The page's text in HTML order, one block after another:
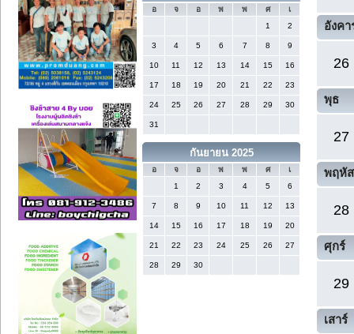
อ จ อ พ พ ศ
เ
1
2
3 4 5 6 7 8 9
10 11 12 13 14 15 16
17 18 19 20 21 22 23
24 25 26 27 28 29 30
31
กันยายน 2025
อ จ อ พ พ ศ
เ
1
2 3 4 5 6
7 8 9 10 11 12 13
14 15 16 17 18 19 20
21 22 23 24 25 26 27
28 29 30
อังคา
26
พุธ
27
พฤหั
28
ศุกร์
29
เสาร์